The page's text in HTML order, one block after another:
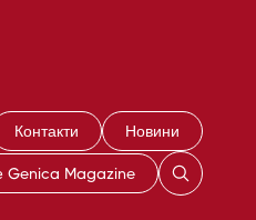
Контакти Новини
Genica Magazine